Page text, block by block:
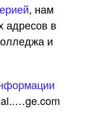
, нам
адресов в
и
al..…ge.com